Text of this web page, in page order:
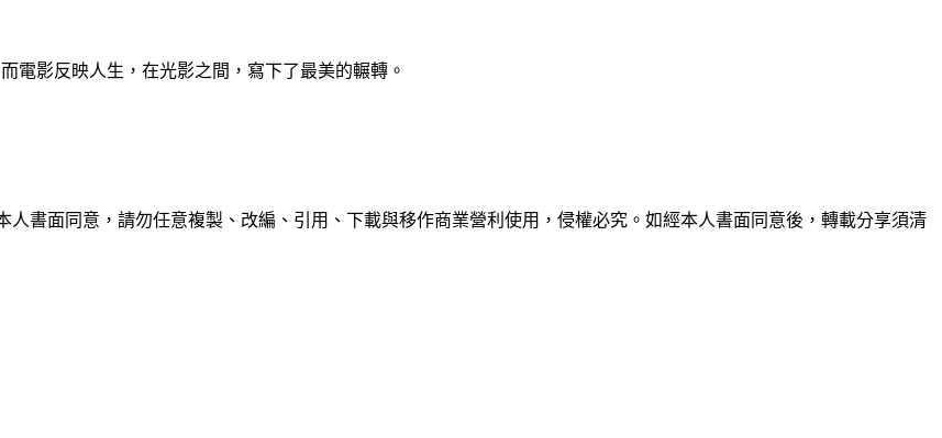
電影反映人生，在光影之間，寫下了最美的輾轉。
書面同意，請勿任意複製、改編、引用、下載與移作商業營利使用，侵權必究。如經本人書面同意後，轉載分享須清